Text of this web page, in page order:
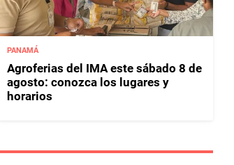
PANAMÁ
Agroferias del IMA este sábado 8 de
agosto: conozca los lugares y
horarios